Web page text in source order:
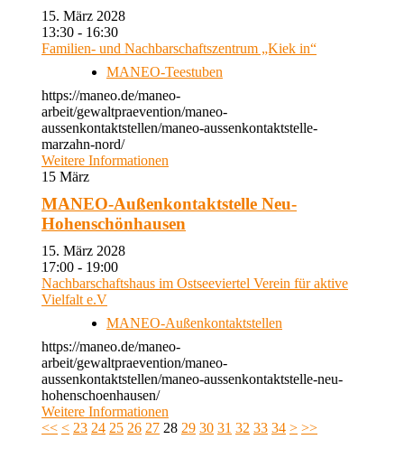
15. März 2028
13:30 - 16:30
Familien- und Nachbarschaftszentrum „Kiek in“
MANEO-Teestuben
https://maneo.de/maneo-
arbeit/gewaltpraevention/maneo-
aussenkontaktstellen/maneo-aussenkontaktstelle-
marzahn-nord/
Weitere Informationen
15 März
MANEO-Außenkontaktstelle Neu-
Hohenschönhausen
15. März 2028
17:00 - 19:00
Nachbarschaftshaus im Ostseeviertel Verein für aktive
Vielfalt e.V
MANEO-Außenkontaktstellen
https://maneo.de/maneo-
arbeit/gewaltpraevention/maneo-
aussenkontaktstellen/maneo-aussenkontaktstelle-neu-
hohenschoenhausen/
Weitere Informationen
<< < 23 24 25 26 27 28 29 30 31 32 33 34 > >>